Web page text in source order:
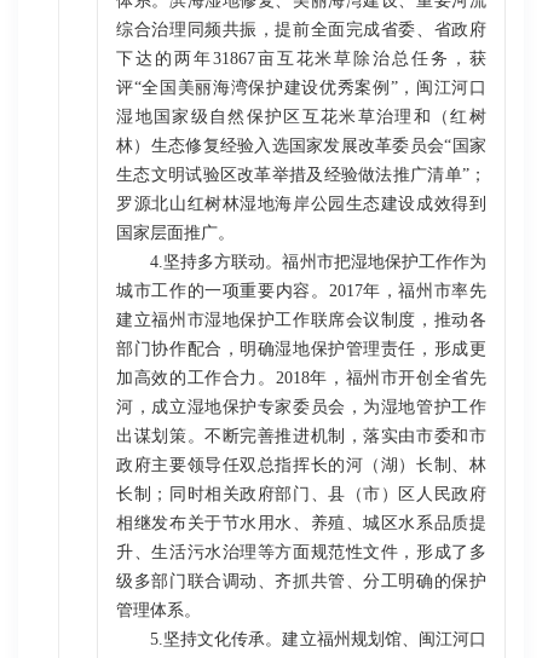
综合治理同频共振，提前全面完成省委、省政府
下达的两年31867亩互花米草除治总任务，获
评“全国美丽海湾保护建设优秀案例”，闽江河口
湿地国家级自然保护区互花米草治理和（红树
林）生态修复经验入选国家发展改革委员会“国家
生态文明试验区改革举措及经验做法推广清单”；
罗源北山红树林湿地海岸公园生态建设成效得到
国家层面推广。
4.坚持多方联动。福州市把湿地保护工作作为
城市工作的一项重要内容。2017年，福州市率先
建立福州市湿地保护工作联席会议制度，推动各
部门协作配合，明确湿地保护管理责任，形成更
加高效的工作合力。2018年，福州市开创全省先
河，成立湿地保护专家委员会，为湿地管护工作
出谋划策。不断完善推进机制，落实由市委和市
政府主要领导任双总指挥长的河（湖）长制、林
长制；同时相关政府部门、县（市）区人民政府
相继发布关于节水用水、养殖、城区水系品质提
升、生活污水治理等方面规范性文件，形成了多
级多部门联合调动、齐抓共管、分工明确的保护
管理体系。
5.坚持文化传承。建立福州规划馆、闽江河口